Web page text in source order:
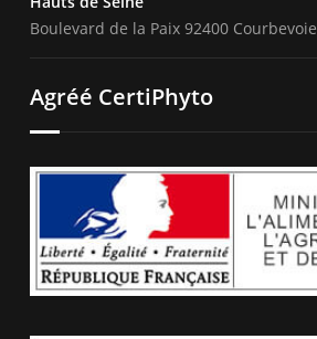
Boulevard de la Paix 92400 Courbevoie
Agréé CertiPhyto